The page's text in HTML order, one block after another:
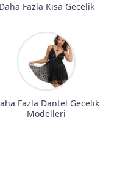
Daha Fazla Kısa Gecelik
Fazla Dantel Gecelik
Modelleri